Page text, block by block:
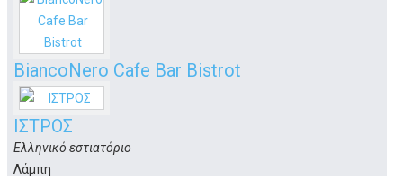
BiancoNero Cafe Bar Bistrot
cafe-bar-bistrot
Κανάρι 1
Κώς
ΙΣΤΡΟΣ
Ελληνικό εστιατόριο
Λάμπη